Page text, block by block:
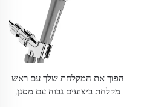
הפוך את המקלחת שלך עם ראש
מקלחת ביצועים גבוה עם מסנן,